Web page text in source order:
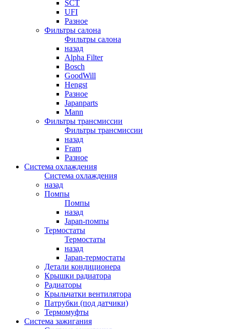
SCT
UFI
Разное
Фильтры салона
Фильтры салона
назад
Alpha Filter
Bosch
GoodWill
Hengst
Разное
Japanparts
Mann
Фильтры трансмиссии
Фильтры трансмиссии
назад
Fram
Разное
Система охлаждения
Система охлаждения
назад
Помпы
Помпы
назад
Japan-помпы
Термостаты
Термостаты
назад
Japan-термостаты
Детали кондиционера
Крышки радиатора
Радиаторы
Крыльчатки вентилятора
Патрубки (под датчики)
Термомуфты
Система зажигания